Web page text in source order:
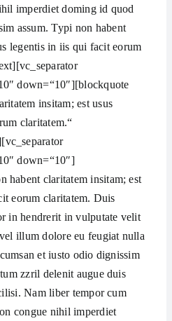
imperdiet doming id quod
assum. Typi non habent
legentis in iis qui facit eorum
down=“10″][blockquote
insitam; est usus
claritatem.“
down=“10″]
habent claritatem insitam; est
eorum claritatem. Duis
in hendrerit in vulputate velit
illum dolore eu feugiat nulla
et iusto odio dignissim
zzril delenit augue duis
Nam liber tempor cum
congue nihil imperdiet